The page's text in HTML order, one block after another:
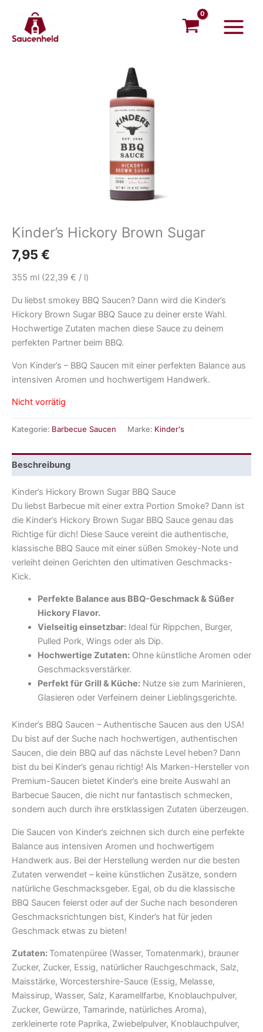
springen
Menu
Kinder’s Hickory Brown Sugar
7,95 €
355 ml (22,39 € / l)
Du liebst smokey BBQ Saucen? Dann wird die Kinder’s
Hickory Brown Sugar BBQ Sauce zu deiner erste Wahl.
Hochwertige Zutaten machen diese Sauce zu deinem
perfekten Partner beim BBQ.
Von Kinder’s – BBQ Saucen mit einer perfekten Balance aus
intensiven Aromen und hochwertigem Handwerk.
Nicht vorrätig
Kategorie: Barbecue Saucen Marke: Kinder's
Beschreibung
Kinder’s Hickory Brown Sugar BBQ Sauce
Du liebst Barbecue mit einer extra Portion Smoke? Dann ist
die Kinder’s Hickory Brown Sugar BBQ Sauce genau das
Richtige für dich! Diese Sauce vereint die authentische,
klassische BBQ Sauce mit einer süßen Smokey-Note und
verleiht deinen Gerichten den ultimativen Geschmacks-
Kick.
Perfekte Balance aus BBQ-Geschmack & Süßer
Hickory Flavor.
Vielseitig einsetzbar:Ideal für Rippchen, Burger,
Pulled Pork, Wings oder als Dip.
Hochwertige Zutaten:Ohne künstliche Aromen oder
Geschmacksverstärker.
Perfekt für Grill & Küche:Nutze sie zum Marinieren,
Glasieren oder Verfeinern deiner Lieblingsgerichte.
Kinder’s BBQ Saucen – Authentische Saucen aus den USA!
Du bist auf der Suche nach hochwertigen, authentischen
Saucen, die dein BBQ auf das nächste Level heben? Dann
bist du bei Kinder’s genau richtig! Als Marken-Hersteller von
Premium-Saucen bietet Kinder’s eine breite Auswahl an
Barbecue Saucen, die nicht nur fantastisch schmecken,
sondern auch durch ihre erstklassigen Zutaten überzeugen.
Die Saucen von Kinder’s zeichnen sich durch eine perfekte
Balance aus intensiven Aromen und hochwertigem
Handwerk aus. Bei der Herstellung werden nur die besten
Zutaten verwendet – keine künstlichen Zusätze, sondern
natürliche Geschmacksgeber. Egal, ob du die klassische
BBQ Saucen feierst oder auf der Suche nach besonderen
Geschmacksrichtungen bist, Kinder’s hat für jeden
Geschmack etwas zu bieten!
Zutaten: Tomatenpüree (Wasser, Tomatenmark), brauner
Zucker, Zucker, Essig, natürlicher Rauchgeschmack, Salz,
Maisstärke, Worcestershire-Sauce (Essig, Melasse,
Maissirup, Wasser, Salz, Karamellfarbe, Knoblauchpulver,
Zucker, Gewürze, Tamarinde, natürliches Aroma),
zerkleinerte rote Paprika, Zwiebelpulver, Knoblauchpulver,